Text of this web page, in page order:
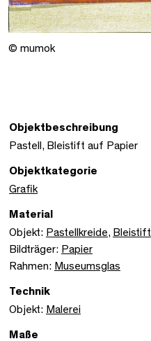
© mumok
Objektbeschreibung
Pastell, Bleistift auf Papier
Objektkategorie
Grafik
Material
Objekt: Pastellkreide, Bleistift
Bildträger: Papier
Rahmen: Museumsglas
Technik
Objekt: Malerei
Maße